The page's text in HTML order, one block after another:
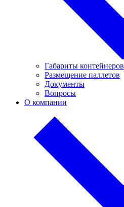
Габариты контейнеров
Размещение паллетов
Документы
Вопросы
О компании